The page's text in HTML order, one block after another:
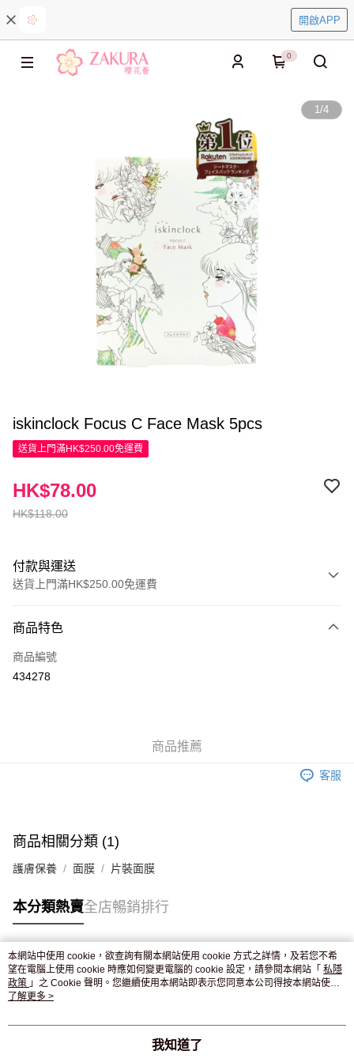
開啟APP
0
1/4
iskinclock Focus C Face Mask 5pcs
送貨上門滿HK$250.00免運費
HK$118.00
HK$78.00
付款與運送
送貨上門滿HK$250.00免運費
信用卡
Apple Pay
付款後門市自取，訂單確認後2-4個工作天到店，7天內取。逾期後
商品特色
商品編號
434278
商品推薦
客服
商品相關分類 (1)
護膚保養 面膜 片裝面膜
本分類熱賣全店暢銷排行
熱門標籤
熱銷排行
本網站中使用 cookie，欲查詢有關本網站使用 cookie 方式之詳情，及若您不希
望在電腦上使用 cookie 時應如何變更電腦的 cookie 設定，請參閱本網站「 私隱
政策 」之 Cookie 聲明。您繼續使用本網站即表示您同意本公司得按本網站使用
條款之 Cookie 聲明使用 cookie。
了解更多 >
我知道了